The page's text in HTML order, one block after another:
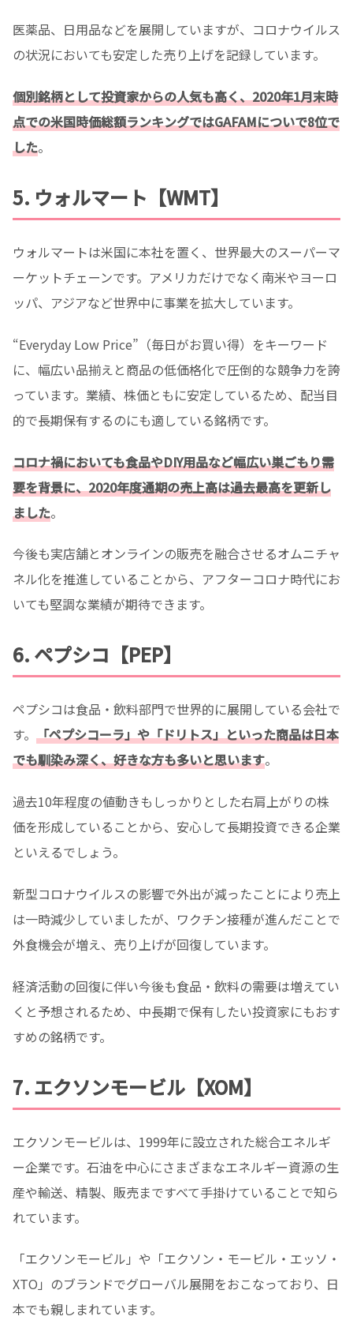
医薬品、日用品などを展開していますが、コロナウイルス
の状況においても安定した売り上げを記録しています。
個別銘柄として投資家からの人気も高く、2020年1月末時
点での米国時価総額ランキングではGAFAMについで8位で
した。
5. ウォルマート【WMT】
ウォルマートは米国に本社を置く、世界最大のスーパーマ
ーケットチェーンです。アメリカだけでなく南米やヨーロ
ッパ、アジアなど世界中に事業を拡大しています。
“Everyday Low Price”（毎日がお買い得）をキーワード
に、幅広い品揃えと商品の低価格化で圧倒的な競争力を誇
っています。業績、株価ともに安定しているため、配当目
的で長期保有するのにも適している銘柄です。
コロナ禍においても食品やDIY用品など幅広い巣ごもり需
要を背景に、2020年度通期の売上高は過去最高を更新し
ました。
今後も実店舗とオンラインの販売を融合させるオムニチャ
ネル化を推進していることから、アフターコロナ時代にお
いても堅調な業績が期待できます。
6. ペプシコ【PEP】
ペプシコは食品・飲料部門で世界的に展開している会社で
す。 「ペプシコーラ」や「ドリトス」といった商品は日本
でも馴染み深く、好きな方も多いと思います。
過去10年程度の値動きもしっかりとした右肩上がりの株
価を形成していることから、安心して長期投資できる企業
といえるでしょう。
新型コロナウイルスの影響で外出が減ったことにより売上
は一時減少していましたが、ワクチン接種が進んだことで
外食機会が増え、売り上げが回復しています。
経済活動の回復に伴い今後も食品・飲料の需要は増えてい
くと予想されるため、中長期で保有したい投資家にもおす
すめの銘柄です。
7. エクソンモービル【XOM】
エクソンモービルは、1999年に設立された総合エネルギ
ー企業です。石油を中心にさまざまなエネルギー資源の生
産や輸送、精製、販売まですべて手掛けていることで知ら
れています。
「エクソンモービル」や「エクソン・モービル・エッソ・
XTO」のブランドでグローバル展開をおこなっており、日
本でも親しまれています。